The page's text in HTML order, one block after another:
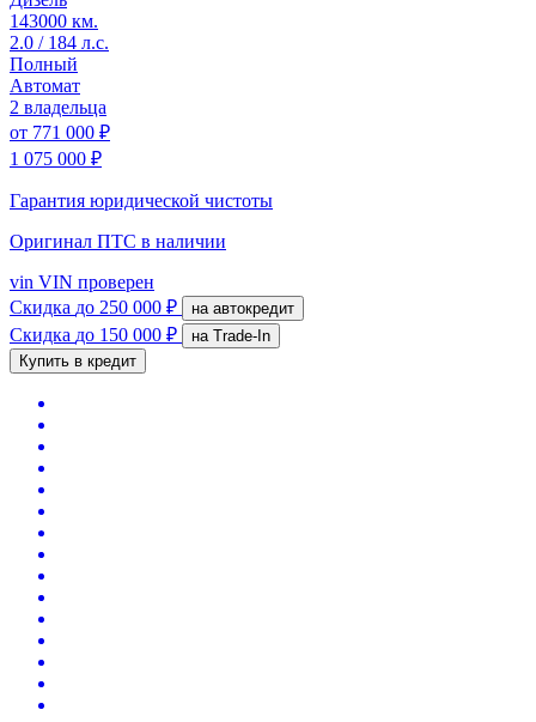
143000 км.
2.0 / 184 л.с.
Полный
Автомат
2 владельца
от 771 000 ₽
1 075 000 ₽
Гарантия юридической чистоты
Оригинал ПТС в наличии
vin VIN проверен
Скидка до 250 000 ₽ на автокредит
Скидка до 150 000 ₽
на Trade-In
Купить в кредит